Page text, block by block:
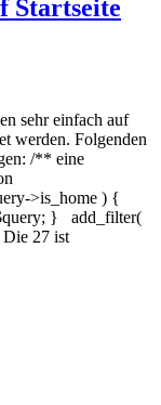
Startseite
sehr einfach auf
werden. Folgenden
/** eine
>is_home ) {
} add_filter(
Die 27 ist